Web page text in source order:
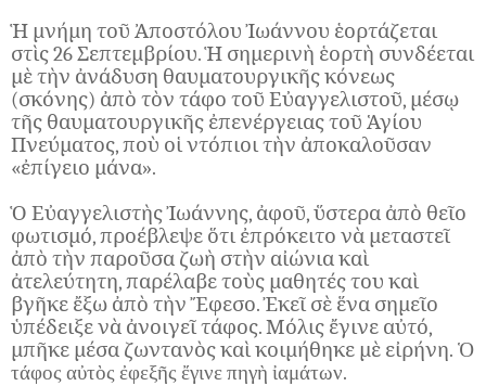
Ἡ μνήμη τοῦ Ἀποστόλου Ἰωάννου ἑορτάζεται
στὶς 26 Σεπτεμβρίου. Ἡ σημερινὴ ἑορτὴ συνδέεται
μὲ τὴν ἀνάδυση θαυματουργικῆς κόνεως
(σκόνης) ἀπὸ τὸν τάφο τοῦ Εὐαγγελιστοῦ, μέσῳ
τῆς θαυματουργικῆς ἐπενέργειας τοῦ Ἁγίου
Πνεύματος, ποὺ οἱ ντόπιοι τὴν ἀποκαλοῦσαν
«ἐπίγειο μάνα».
Ὁ Εὐαγγελιστὴς Ἰωάννης, ἀφοῦ, ὕστερα ἀπὸ θεῖο
φωτισμό, προέβλεψε ὅτι ἐπρόκειτο νὰ μεταστεῖ
ἀπὸ τὴν παροῦσα ζωὴ στὴν αἰώνια καὶ
ἀτελεύτητη, παρέλαβε τοὺς μαθητές του καὶ
βγῆκε ἔξω ἀπὸ τὴν Ἔφεσο. Ἐκεῖ σὲ ἕνα σημεῖο
ὑπέδειξε νὰ ἀνοιγεῖ τάφος. Μόλις ἔγινε αὐτό,
μπῆκε μέσα ζωντανὸς καὶ κοιμήθηκε μὲ εἰρήνη. Ὁ
τάφος αὐτὸς ἐφεξῆς ἔγινε πηγὴ ἰαμάτων.